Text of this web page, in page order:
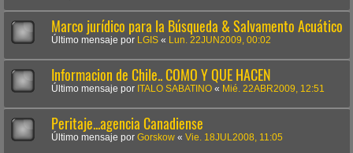
Marco jurídico para la Búsqueda & Salvamento Acuático
Último mensaje por LGIS « Lun. 22JUN2009, 00:02
Informacion de Chile.. COMO Y QUE HACEN
Último mensaje por ITALO SABATINO « Mié. 22ABR2009, 12:51
Peritaje...agencia Canadiense
Último mensaje por Gorskow « Vie. 18JUL2008, 11:05